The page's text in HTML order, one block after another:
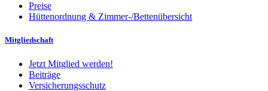
Preise
Hüttenordnung & Zimmer-/Bettenübersicht
Mitgliedschaft
Jetzt Mitglied werden!
Beiträge
Versicherungsschutz